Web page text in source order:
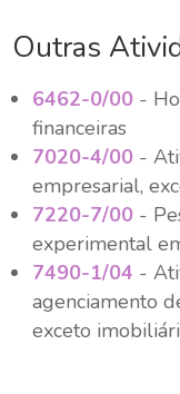
Outras
6462-0/00 -
financeiras
7020-4/00 -
empresarial,
7220-7/00 -
experimental
7490-1/04 -
agenciamento
exceto